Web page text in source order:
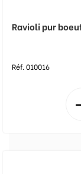
Ravioli pur
Réf. 010016